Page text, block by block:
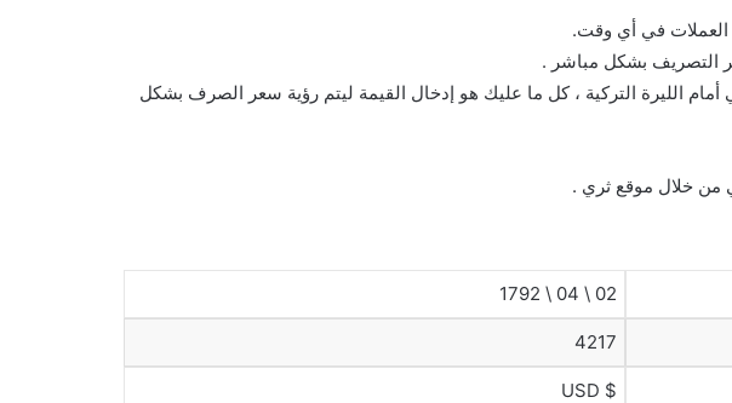
في أي وقت.
التصريف بشكل مباشر .
الليرة التركية ، كل ما عليك هو إدخال القيمة ليتم رؤية سعر الصرف بشكل
من خلال موقع ثري .
02 \ 04 \ 1792
4217
$ USD